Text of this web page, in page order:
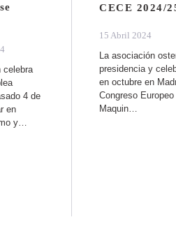
celebra
4 de
en
y…
CECE 2024/
15 Abril 2024
La asociación
presidencia y
en octubre en
Congreso Europeo
Maquin…